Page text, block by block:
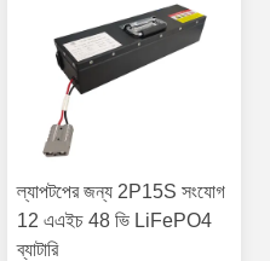
ল্যাপটপের জন্য 2P15S সংযোগ
12 এএইচ 48 ভি LiFePO4
ব্যাটারি